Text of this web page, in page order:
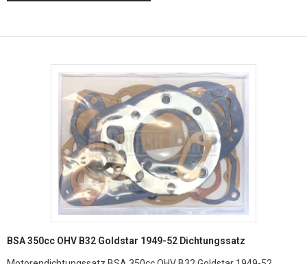
BSA 350cc OHV B32 Goldstar 1949-52 Dichtungssatz